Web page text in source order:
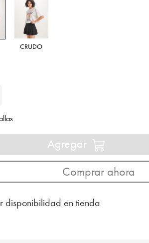
CRUDO
Agregar
Comprar ahora
disponibilidad en tienda